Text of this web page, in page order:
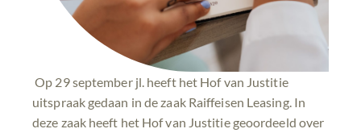
Op 29 september jl. heeft het Hof van Justitie
uitspraak gedaan in de zaak Raiffeisen Leasing. In
deze zaak heeft het Hof van Justitie geoordeeld over